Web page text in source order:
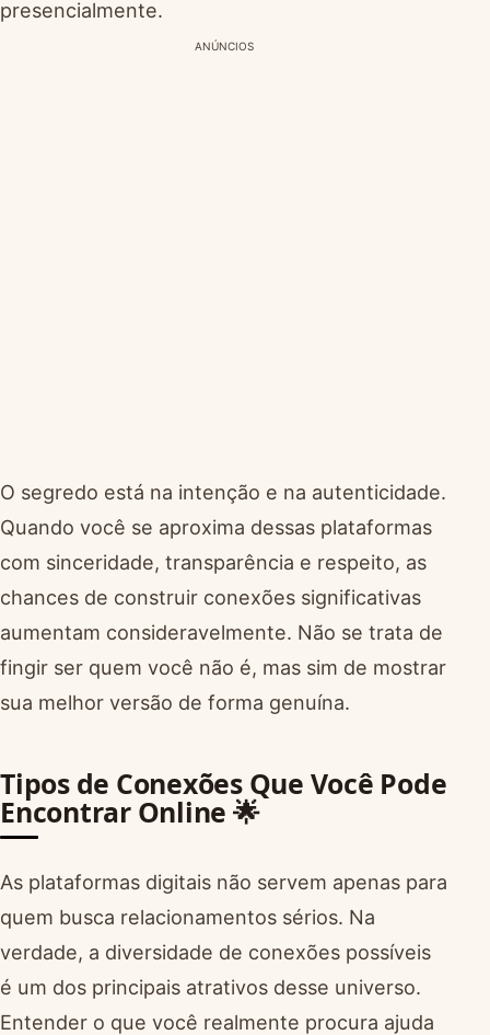
presencialmente.
ANÚNCIOS
O segredo está na intenção e na autenticidade.
Quando você se aproxima dessas plataformas
com sinceridade, transparência e respeito, as
chances de construir conexões significativas
aumentam consideravelmente. Não se trata de
fingir ser quem você não é, mas sim de mostrar
sua melhor versão de forma genuína.
Tipos de Conexões Que Você Pode
Encontrar Online 🌟
As plataformas digitais não servem apenas para
quem busca relacionamentos sérios. Na
verdade, a diversidade de conexões possíveis
é um dos principais atrativos desse universo.
Entender o que você realmente procura ajuda